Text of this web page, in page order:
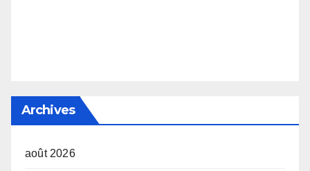
Archives
août 2026